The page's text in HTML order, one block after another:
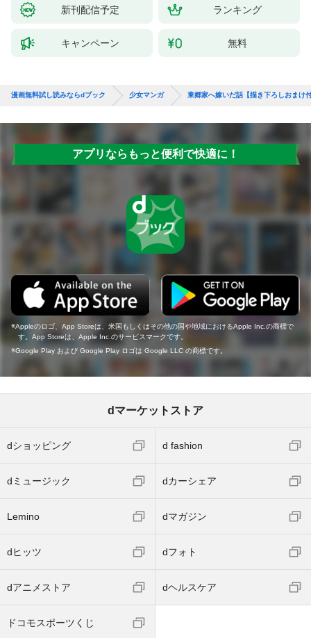
新刊配信予定 ランキング
キャンペーン 無料
漫画無料試し読みならdブック 少女マンガ 東郷家へ嫁いだ話【描き下ろしおまけ
アプリならもっと便利で快適に！
Appleのロゴ、App Storeは、米国もしくはその他の国や地域におけるApple Inc.の商標で
す。App Storeは、Apple Inc.のサービスマークです。
Google Play および Google Play ロゴは Google LLC の商標です。
dマーケットストア
dショッピング d fashion
dミュージック dカーシェア
Lemino dマガジン
dヒッツ dフォト
dアニメストア dヘルスケア
ドコモスポーツくじ